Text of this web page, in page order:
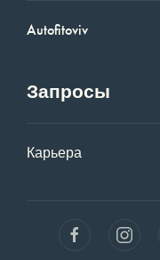
Autofitoviv
Запросы
Карьера